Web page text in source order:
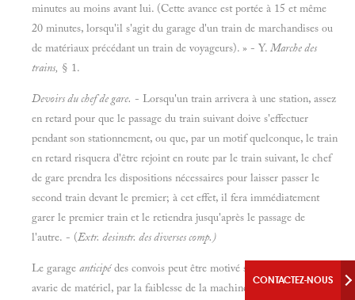
minutes au moins avant lui. (Cette avance est portée à 15 et même
20 minutes, lorsqu'il s'agit du garage d'un train de marchandises ou
de matériaux précédant un train de voyageurs). » - Y. Marche des
trains, § 1.
Devoirs du chef de gare. - Lorsqu'un train arrivera à une station, assez
en retard pour que le passage du train suivant doive s'effectuer
pendant son stationnement, ou que, par un motif quelconque, le train
en retard risquera d'être rejoint en route par le train suivant, le chef
de gare prendra les dispositions nécessaires pour laisser passer le
second train devant le premier; à cet effet, il fera immédiatement
garer le premier train et le retiendra jusqu'après le passage de
l'autre. - (Extr. desinstr. des diverses comp.)
Le garage anticipédes convois peut être motivé surtout par une
avarie de matériel, par la faiblesse de la machine ou par laCONTACTEZ-NOUS